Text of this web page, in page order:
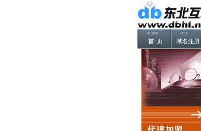
首 页 域名注册